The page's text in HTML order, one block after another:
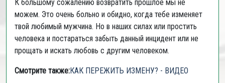
К большому сожалению возвратить прошлое мы не
можем. Это очень больно и обидно, когда тебе изменяет
твой любимый мужчина. Но в наших силах или простить
человека и постараться забыть данный инцидент или не
прощать и искать любовь с другим человеком.
Смотрите также:КАК ПЕРЕЖИТЬ ИЗМЕНУ? - ВИДЕО